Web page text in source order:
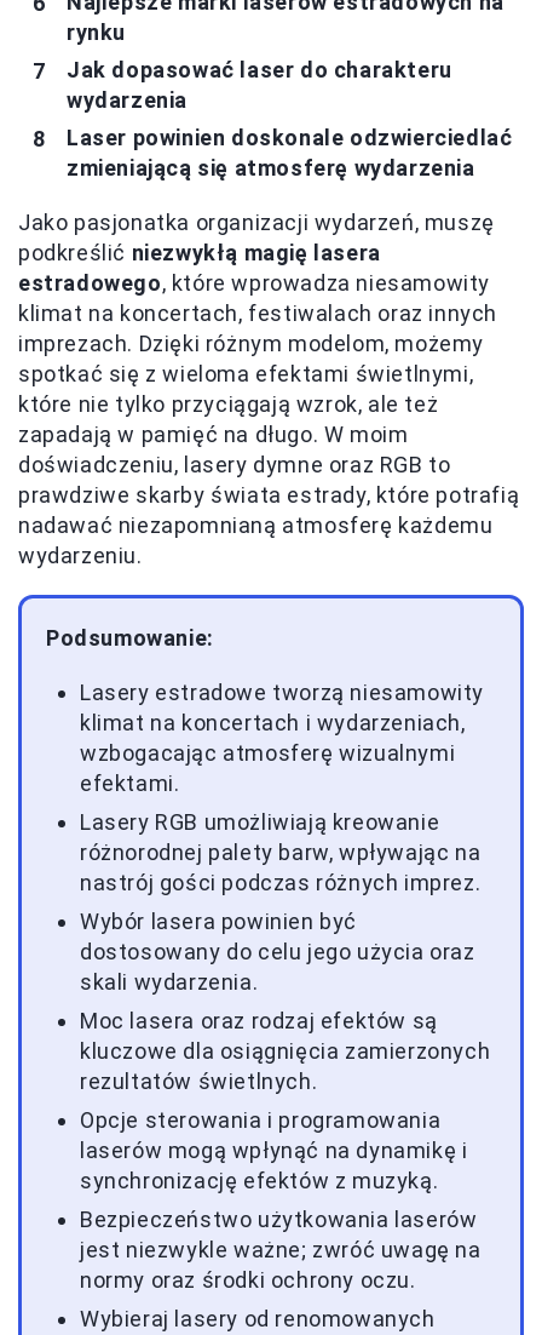
rynku
Jak dopasować laser do charakteru
wydarzenia
Laser powinien doskonale odzwierciedlać
zmieniającą się atmosferę wydarzenia
Jako pasjonatka organizacji wydarzeń, muszę
podkreślić niezwykłą magię lasera
estradowego, które wprowadza niesamowity
klimat na koncertach, festiwalach oraz innych
imprezach. Dzięki różnym modelom, możemy
spotkać się z wieloma efektami świetlnymi,
które nie tylko przyciągają wzrok, ale też
zapadają w pamięć na długo. W moim
doświadczeniu, lasery dymne oraz RGB to
prawdziwe skarby świata estrady, które potrafią
nadawać niezapomnianą atmosferę każdemu
wydarzeniu.
Podsumowanie:
Lasery estradowe tworzą niesamowity
klimat na koncertach i wydarzeniach,
wzbogacając atmosferę wizualnymi
efektami.
Lasery RGB umożliwiają kreowanie
różnorodnej palety barw, wpływając na
nastrój gości podczas różnych imprez.
Wybór lasera powinien być
dostosowany do celu jego użycia oraz
skali wydarzenia.
Moc lasera oraz rodzaj efektów są
kluczowe dla osiągnięcia zamierzonych
rezultatów świetlnych.
Opcje sterowania i programowania
laserów mogą wpłynąć na dynamikę i
synchronizację efektów z muzyką.
Bezpieczeństwo użytkowania laserów
jest niezwykle ważne; zwróć uwagę na
normy oraz środki ochrony oczu.
Wybieraj lasery od renomowanych